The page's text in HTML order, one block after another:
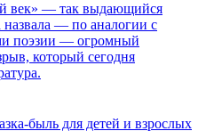
век» — так выдающийся
— по аналогии с
поэзии — огромный
который сегодня